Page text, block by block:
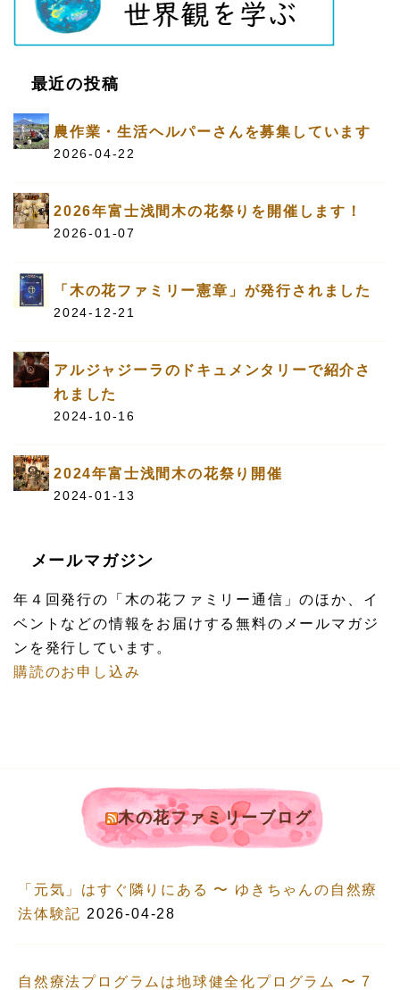
最近の投稿
農作業・生活ヘルパーさんを募集しています
2026-04-22
2026年富士浅間木の花祭りを開催します！
2026-01-07
「木の花ファミリー憲章」が発行されました
2024-12-21
アルジャジーラのドキュメンタリーで紹介さ
れました
2024-10-16
2024年富士浅間木の花祭り開催
2024-01-13
メールマガジン
年４回発行の「木の花ファミリー通信」のほか、イ
ベントなどの情報をお届けする無料のメールマガジ
ンを発行しています。
購読のお申し込み
木の花ファミリーブログ
「元気」はすぐ隣りにある 〜 ゆきちゃんの自然療
法体験記 2026-04-28
自然療法プログラムは地球健全化プログラム 〜 7